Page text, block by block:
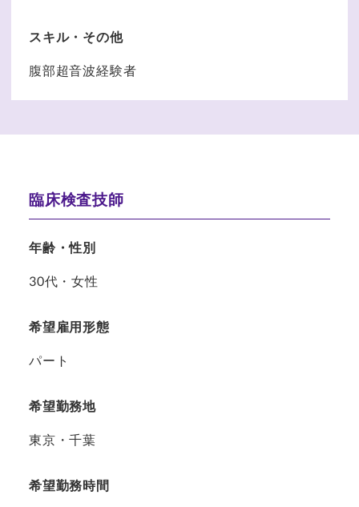
スキル・その他
腹部超音波経験者
臨床検査技師
年齢・性別
30代・女性
希望雇用形態
パート
希望勤務地
東京・千葉
希望勤務時間